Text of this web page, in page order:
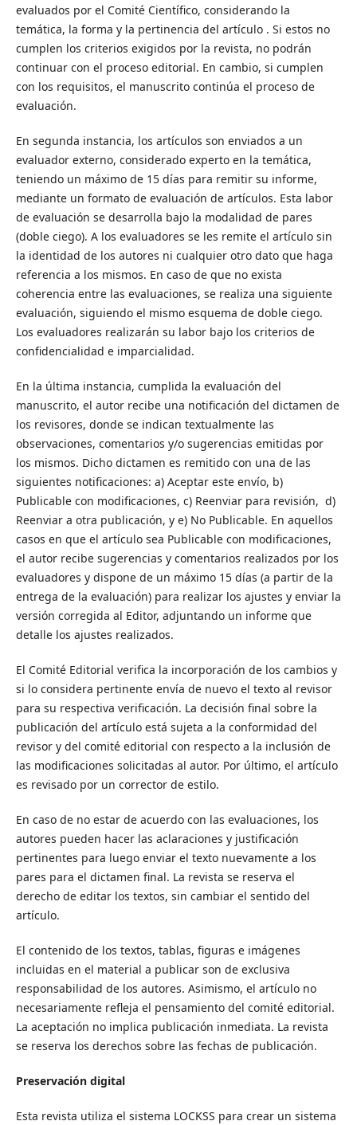
evaluados por el Comité Científico, considerando la
temática, la forma y la pertinencia del artículo . Si estos no
cumplen los criterios exigidos por la revista, no podrán
continuar con el proceso editorial. En cambio, si cumplen
con los requisitos, el manuscrito continúa el proceso de
evaluación.
En segunda instancia, los artículos son enviados a un
evaluador externo, considerado experto en la temática,
teniendo un máximo de 15 días para remitir su informe,
mediante un formato de evaluación de artículos. Esta labor
de evaluación se desarrolla bajo la modalidad de pares
(doble ciego). A los evaluadores se les remite el artículo sin
la identidad de los autores ni cualquier otro dato que haga
referencia a los mismos. En caso de que no exista
coherencia entre las evaluaciones, se realiza una siguiente
evaluación, siguiendo el mismo esquema de doble ciego.
Los evaluadores realizarán su labor bajo los criterios de
confidencialidad e imparcialidad.
En la última instancia, cumplida la evaluación del
manuscrito, el autor recibe una notificación del dictamen de
los revisores, donde se indican textualmente las
observaciones, comentarios y/o sugerencias emitidas por
los mismos. Dicho dictamen es remitido con una de las
siguientes notificaciones: a) Aceptar este envío, b)
Publicable con modificaciones, c) Reenviar para revisión, d)
Reenviar a otra publicación, y e) No Publicable. En aquellos
casos en que el artículo sea Publicable con modificaciones,
el autor recibe sugerencias y comentarios realizados por los
evaluadores y dispone de un máximo 15 días (a partir de la
entrega de la evaluación) para realizar los ajustes y enviar la
versión corregida al Editor, adjuntando un informe que
detalle los ajustes realizados.
El Comité Editorial verifica la incorporación de los cambios y
si lo considera pertinente envía de nuevo el texto al revisor
para su respectiva verificación. La decisión final sobre la
publicación del artículo está sujeta a la conformidad del
revisor y del comité editorial con respecto a la inclusión de
las modificaciones solicitadas al autor. Por último, el artículo
es revisado por un corrector de estilo.
En caso de no estar de acuerdo con las evaluaciones, los
autores pueden hacer las aclaraciones y justificación
pertinentes para luego enviar el texto nuevamente a los
pares para el dictamen final. La revista se reserva el
derecho de editar los textos, sin cambiar el sentido del
artículo.
El contenido de los textos, tablas, figuras e imágenes
incluidas en el material a publicar son de exclusiva
responsabilidad de los autores. Asimismo, el artículo no
necesariamente refleja el pensamiento del comité editorial.
La aceptación no implica publicación inmediata. La revista
se reserva los derechos sobre las fechas de publicación.
Preservación digital
Esta revista utiliza el sistema LOCKSS para crear un sistema